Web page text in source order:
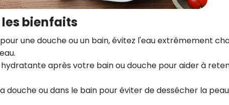
bienfaits
une douche ou un bain, évitez l'eau extrêmement
après votre bain ou douche pour aider à
douche ou dans le bain pour éviter de dessécher la